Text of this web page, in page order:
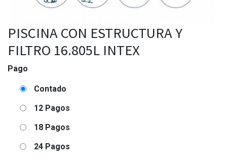
PISCINA CON ESTRUCTURA Y
FILTRO 16.805L INTEX
Pago
Contado
12 Pagos
18 Pagos
24 Pagos